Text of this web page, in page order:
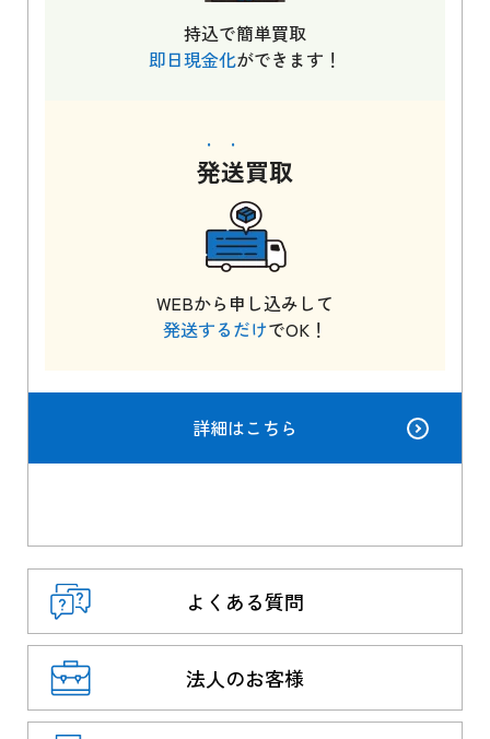
持込で簡単買取
即日現金化ができます！
発送買取
WEBから申し込みして
発送するだけでOK！
詳細はこちら
よくある質問
法人のお客様